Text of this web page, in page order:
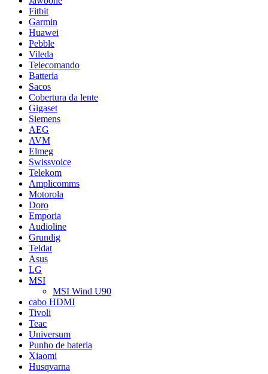
Fitbit
Garmin
Huawei
Pebble
Vileda
Telecomando
Batteria
Sacos
Cobertura da lente
Gigaset
Siemens
AEG
AVM
Elmeg
Swissvoice
Telekom
Amplicomms
Motorola
Doro
Emporia
Audioline
Grundig
Teldat
Asus
LG
MSI
MSI Wind U90
cabo HDMI
Tivoli
Teac
Universum
Punho de bateria
Xiaomi
Husqvarna